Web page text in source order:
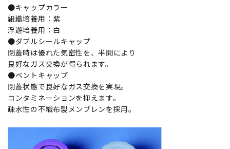
●キャップカラー
組織培養用：紫
浮遊培養用：白
●ダブルシールキャップ
閉蓋時は優れた気密性を、半開により
良好なガス交換が得られます。
●ベントキャップ
閉蓋状態で良好なガス交換を実現。
コンタミネーションを抑えます。
疎水性の不織布製メンブレンを採用。